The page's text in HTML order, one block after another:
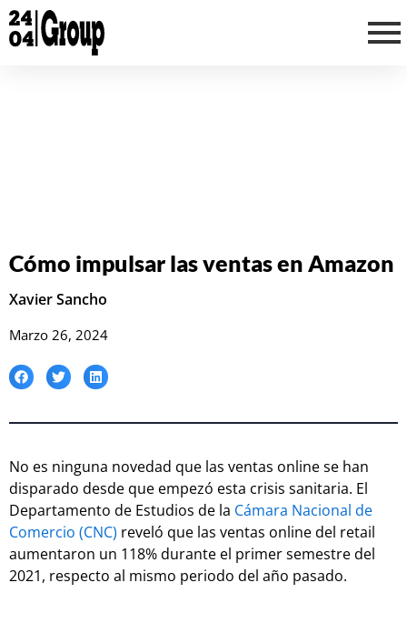
Cómo impulsar las ventas en Amazon
Xavier Sancho
Marzo 26, 2024
No es ninguna novedad que las ventas online se han
disparado desde que empezó esta crisis sanitaria. El
Departamento de Estudios de la Cámara Nacional de
Comercio (CNC) reveló que las ventas online del retail
aumentaron un 118% durante el primer semestre del
2021, respecto al mismo periodo del año pasado.